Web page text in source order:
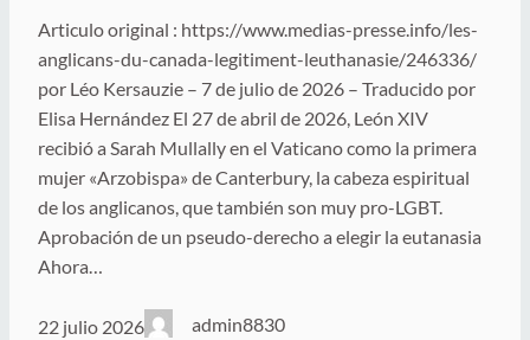
Articulo original : https://www.medias-presse.info/les-
anglicans-du-canada-legitiment-leuthanasie/246336/
por Léo Kersauzie – 7 de julio de 2026 – Traducido por
Elisa Hernández El 27 de abril de 2026, León XIV
recibió a Sarah Mullally en el Vaticano como la primera
mujer «Arzobispa» de Canterbury, la cabeza espiritual
de los anglicanos, que también son muy pro-LGBT.
Aprobación de un pseudo-derecho a elegir la eutanasia
Ahora…
22 julio 2026 admin8830